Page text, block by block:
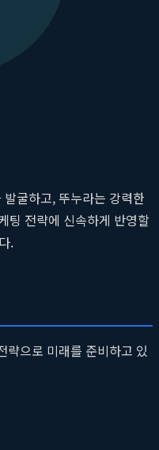
공간에서 그 가치를 발휘
은 실제 고객들의 창의적
발굴하고, 뚜누라는 강력한
팅 전략에 신속하게 반영할
.
략으로 미래를 준비하고 있